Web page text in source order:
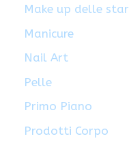
Make up delle star
Manicure
Nail Art
Pelle
Primo Piano
Prodotti Corpo